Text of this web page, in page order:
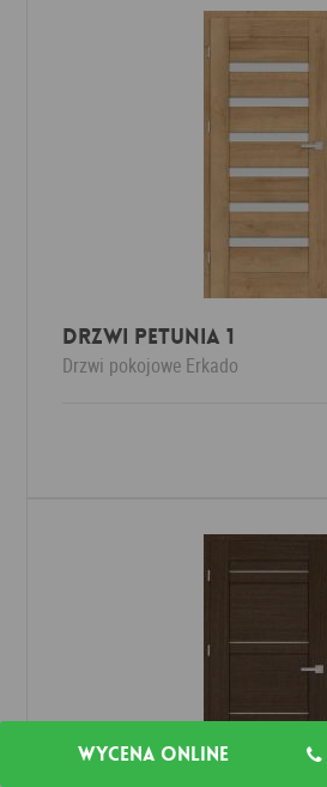
Wycena online
Drzwi PETUNIA 1
Drzwi pokojowe Erkado